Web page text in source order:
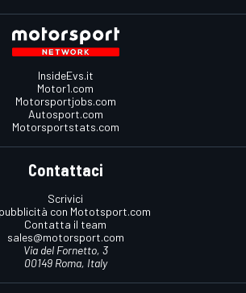
InsideEvs.it
Motor1.com
Motorsportjobs.com
Autosport.com
Motorsportstats.com
Contattaci
Scrivici
con Mototsport.com
Contatta il team
sales@motorsport.com
Via del Fornetto, 3
00149 Roma, Italy